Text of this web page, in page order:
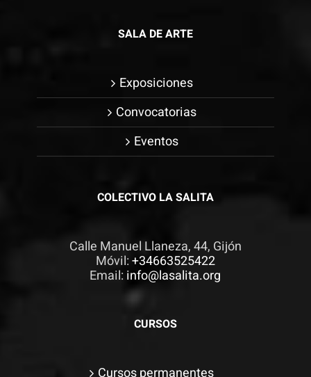
SALA DE ARTE
Exposiciones
Convocatorias
Eventos
COLECTIVO LA SALITA
Calle Manuel Llaneza, 44, Gijón
Móvil:+34663525422
Email:info@lasalita.org
CURSOS
Cursos permanentes